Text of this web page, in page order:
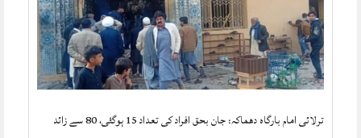
ترلائی امام بارگاہ دھماکہ: جان بحق افراد کی تعداد 15 ہوگئی، 80 سے زائد